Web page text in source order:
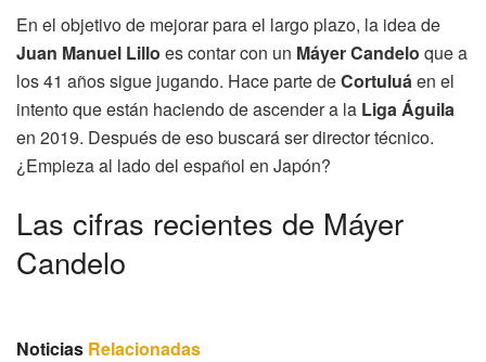
En el objetivo de mejorar para el largo plazo, la idea de
Juan Manuel Lillo es contar con un Máyer Candelo que a
los 41 años sigue jugando. Hace parte deCortuluá en el
intento que están haciendo de ascender a la Liga Águila
en 2019. Después de eso buscará ser director técnico.
¿Empieza al lado del español en Japón?
Las cifras recientes de Máyer
Candelo
Noticias Relacionadas